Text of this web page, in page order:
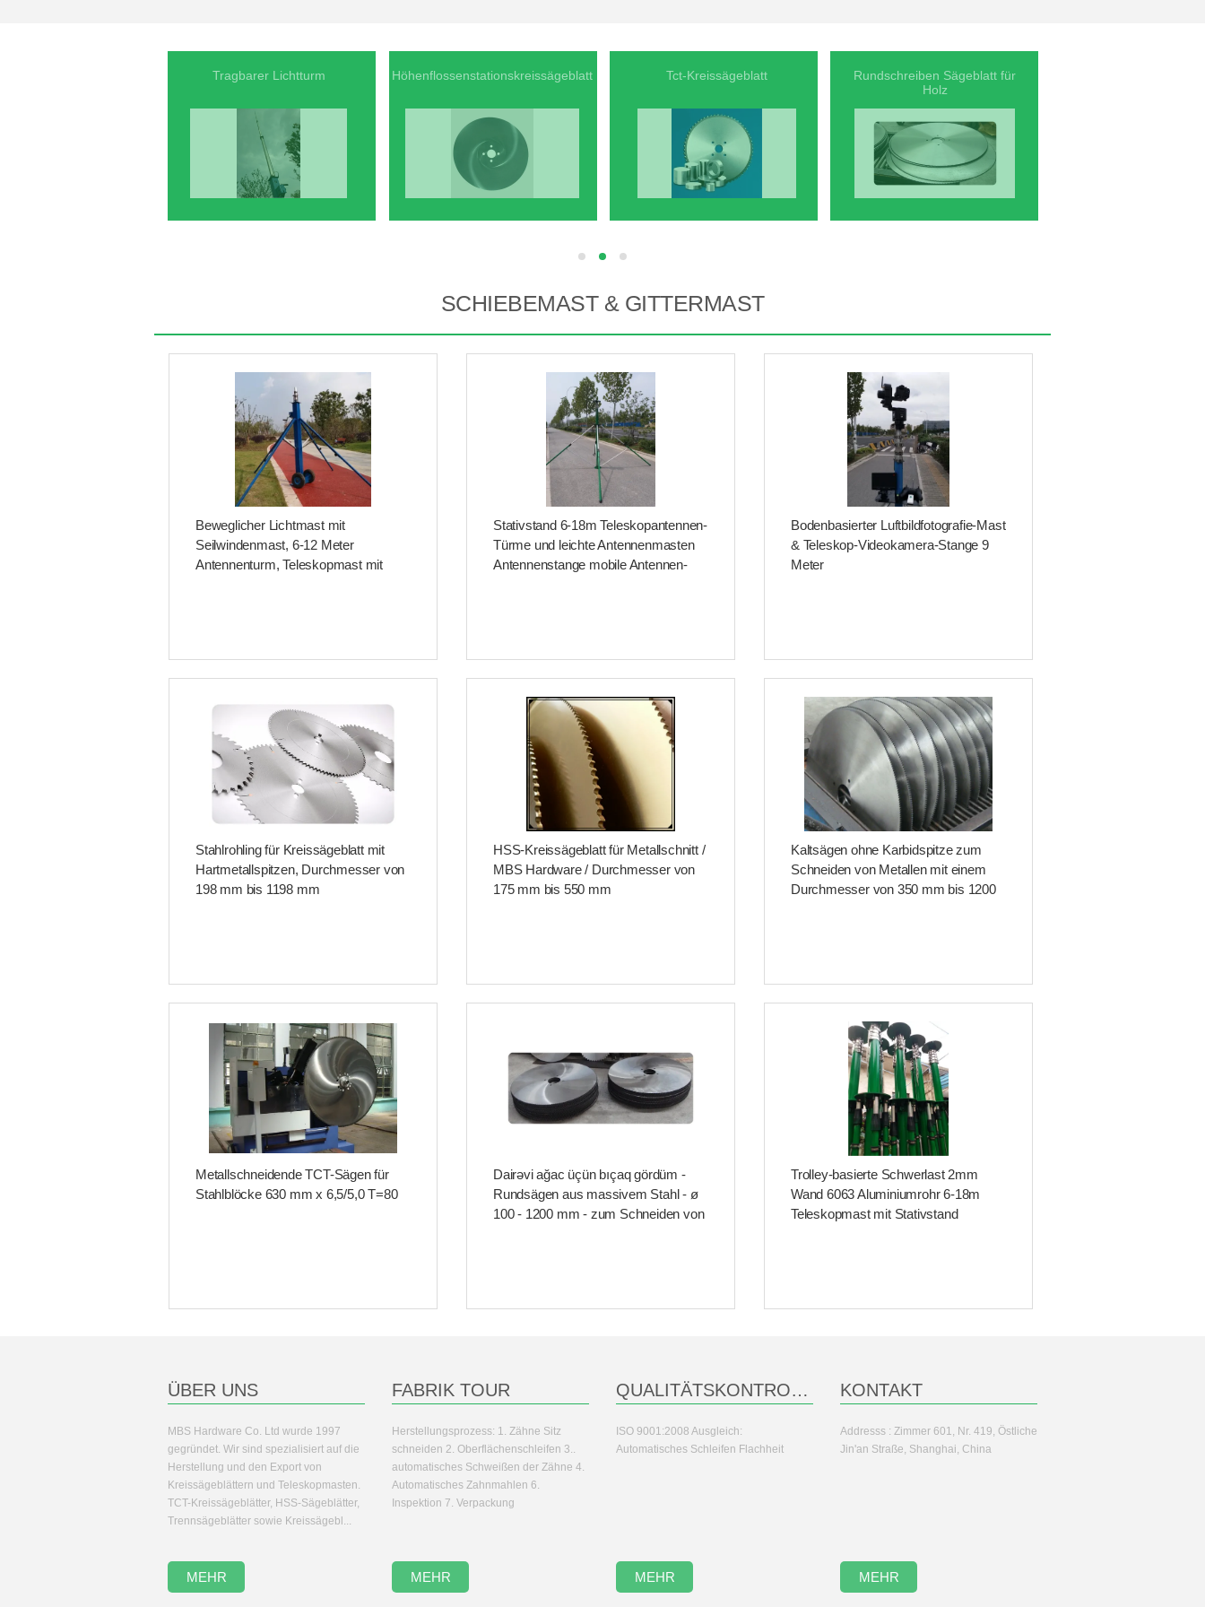
Tragbarer Lichtturm Höhenflossenstationskreissägeblatt Tct-Kreissägeblatt
Rundschreiben Sägeblatt für
Holz
hd hd hd
SCHIEBEMAST & GITTERMAST
Beweglicher Lichtmast mit
Seilwindenmast, 6-12 Meter
Antennenturm, Teleskopmast mit
Stativstand 6-18m Teleskopantennen-
Türme und leichte Antennenmasten
Antennenstange mobile Antennen-
Bodenbasierter Luftbildfotografie-Mast
& Teleskop-Videokamera-Stange 9
Meter
Stahlrohling für Kreissägeblatt mit
Hartmetallspitzen, Durchmesser von
198 mm bis 1198 mm
HSS-Kreissägeblatt für Metallschnitt /
MBS Hardware / Durchmesser von
175 mm bis 550 mm
Kaltsägen ohne Karbidspitze zum
Schneiden von Metallen mit einem
Durchmesser von 350 mm bis 1200
Metallschneidende TCT-Sägen für
Stahlblöcke 630 mm x 6,5/5,0 T=80
Dairəvi ağac üçün bıçaq gördüm -
Rundsägen aus massivem Stahl - ø
100 - 1200 mm - zum Schneiden von
Trolley-basierte Schwerlast 2mm
Wand 6063 Aluminiumrohr 6-18m
Teleskopmast mit Stativstand
ÜBER UNS
MBS Hardware Co. Ltd wurde 1997
gegründet. Wir sind spezialisiert auf die
Herstellung und den Export von
Kreissägeblättern und Teleskopmasten.
TCT-Kreissägeblätter, HSS-Sägeblätter,
Trennsägeblätter sowie Kreissägebl...
MEHR
FABRIK TOUR
Herstellungsprozess: 1. Zähne Sitz
schneiden 2. Oberflächenschleifen 3..
automatisches Schweißen der Zähne 4.
Automatisches Zahnmahlen 6.
Inspektion 7. Verpackung
MEHR
QUALITÄTSKONTROLLE
ISO 9001:2008 Ausgleich:
Automatisches Schleifen Flachheit
MEHR
KONTAKT
Addresss : Zimmer 601, Nr. 419, Östliche
Jin'an Straße, Shanghai, China
MEHR